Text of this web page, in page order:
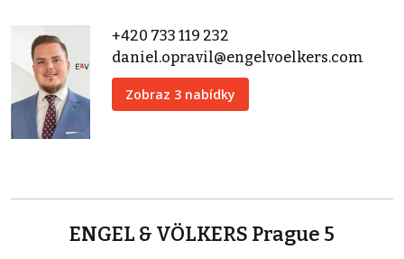
+420 733 119 232
daniel.opravil@engelvoelkers.com
Zobraz 3 nabídky
ENGEL & VÖLKERS Prague 5